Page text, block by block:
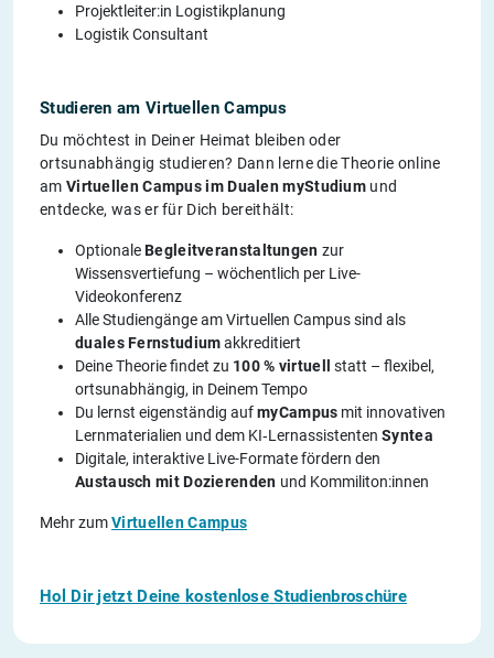
Projektleiter:in Logistikplanung
Logistik Consultant
Studieren am Virtuellen Campus
Du möchtest in Deiner Heimat bleiben oder
ortsunabhängig studieren? Dann lerne die Theorie online
am Virtuellen Campus im Dualen myStudium und
entdecke, was er für Dich bereithält:
OptionaleBegleitveranstaltungen zur
Wissensvertiefung – wöchentlich per Live-
Videokonferenz
Alle Studiengänge am Virtuellen Campus sind als
duales Fernstudiumakkreditiert
Deine Theorie findet zu 100 % virtuell
statt – flexibel,
ortsunabhängig, in Deinem Tempo
Du lernst eigenständig aufmyCampus mit innovativen
Lernmaterialien und dem KI‑Lernassistenten Syntea
Digitale, interaktive Live-Formate fördern den
Austausch mit Dozierenden und Kommiliton:innen
Mehr zumVirtuellen Campus
Hol Dir jetzt Deine kostenlose Studienbroschüre